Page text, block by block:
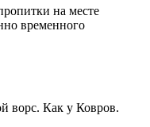
на месте
временного
ворс. Как у Ковров.